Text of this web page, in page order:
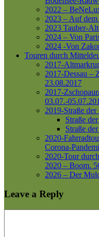
2022 –
2023 – Auf
2023 Tauber-
2024 – Von
2024 -Von
Touren durch
2017-
2017-Dessau –
23.08.2017
2017-
03.07.-
2019-Straße
Straße
Straße
2020-
Corona-
2020-Tour
2020 – Boom.
2026 – Der
Leave a Reply